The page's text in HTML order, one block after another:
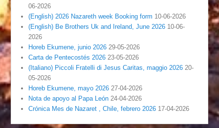
06-2026
(English) 2026 Nazareth week Booking form 10-06-2026
(English) Be Brothers Uk and Ireland, June 2026 10-06-
2026
Horeb Ekumene, junio 2026 29-05-2026
Carta de Pentecostés 2026 23-05-2026
(Italiano) Piccoli Fratelli di Jesus Caritas, maggio 2026 20-
05-2026
Horeb Ekumene, mayo 2026 27-04-2026
Nota de apoyo al Papa León 24-04-2026
Crónica Mes de Nazaret , Chile, febrero 2026 17-04-2026